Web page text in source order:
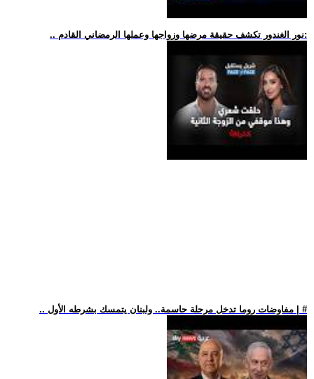
.. نور الغندور تكشف حقيقة مرضها وزواجها وعملها الرمضاني القادم:
.. مفاوضات روما تدخل مرحلة حاسمة.. ولبنان يتمسك بشرطه الأول | #